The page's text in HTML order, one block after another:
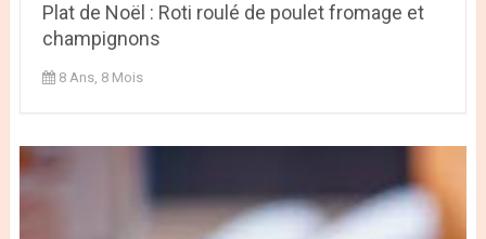
Plat de Noël : Roti roulé de poulet fromage et
champignons
8 Ans, 8 Mois